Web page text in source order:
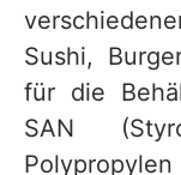
Sushi,
für die
SAN